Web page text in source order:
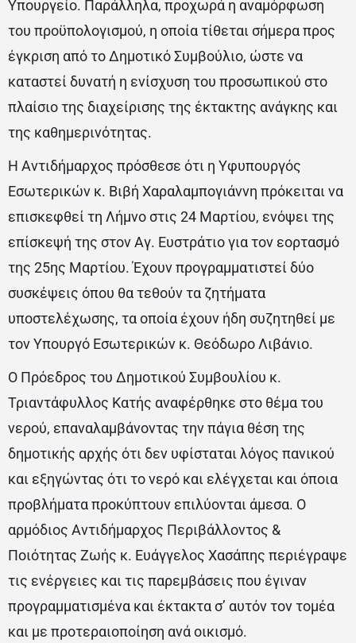
Υπουργείο. Παράλληλα, προχωρά η αναμόρφωση
του προϋπολογισμού, η οποία τίθεται σήμερα προς
έγκριση από το Δημοτικό Συμβούλιο, ώστε να
καταστεί δυνατή η ενίσχυση του προσωπικού στο
πλαίσιο της διαχείρισης της έκτακτης ανάγκης και
της καθημερινότητας.
Η Αντιδήμαρχος πρόσθεσε ότι η Υφυπουργός
Εσωτερικών κ. Βιβή Χαραλαμπογιάννη πρόκειται να
επισκεφθεί τη Λήμνο στις 24 Μαρτίου, ενόψει της
επίσκεψή της στον Αγ. Ευστράτιο για τον εορτασμό
της 25ης Μαρτίου. Έχουν προγραμματιστεί δύο
συσκέψεις όπου θα τεθούν τα ζητήματα
υποστελέχωσης, τα οποία έχουν ήδη συζητηθεί με
τον Υπουργό Εσωτερικών κ. Θεόδωρο Λιβάνιο.
Ο Πρόεδρος του Δημοτικού Συμβουλίου κ.
Τριαντάφυλλος Κατής αναφέρθηκε στο θέμα του
νερού, επαναλαμβάνοντας την πάγια θέση της
δημοτικής αρχής ότι δεν υφίσταται λόγος πανικού
και εξηγώντας ότι το νερό και ελέγχεται και όποια
προβλήματα προκύπτουν επιλύονται άμεσα. Ο
αρμόδιος Αντιδήμαρχος Περιβάλλοντος &
Ποιότητας Ζωής κ. Ευάγγελος Χασάπης περιέγραψε
τις ενέργειες και τις παρεμβάσεις που έγιναν
προγραμματισμένα και έκτακτα σ’ αυτόν τον τομέα
και με προτεραιοποίηση ανά οικισμό.